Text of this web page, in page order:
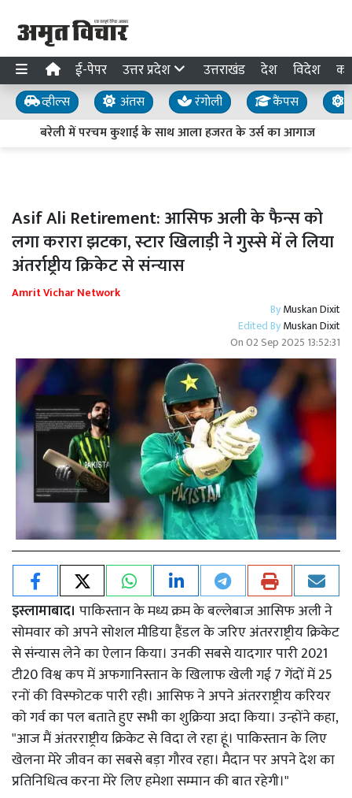
ई-पेपर उत्तर प्रदेश उत्तराखंड देश विदेश
व्हील्स अंतस रंगोली कैंपस
बरेली में परचम कुशाई के साथ आला हजरत के उर्स का आगाज
Asif Ali Retirement: आसिफ अली के फैन्स को
लगा करारा झटका, स्‍टार खिलाड़ी ने गुस्‍से में ले लिया
अंतर्राष्ट्रीय क्रिकेट से संन्‍यास
Amrit Vichar Network
ByMuskan Dixit
Edited ByMuskan Dixit
On02 Sep 2025 13:52:31
इस्लामाबाद। पाकिस्तान के मध्य क्रम के बल्लेबाज आसिफ अली ने
सोमवार को अपने सोशल मीडिया हैंडल के जरिए अंतरराष्ट्रीय क्रिकेट
से संन्यास लेने का ऐलान किया। उनकी सबसे यादगार पारी 2021
टी20 विश्व कप में अफगानिस्तान के खिलाफ खेली गई 7 गेंदों में 25
रनों की विस्फोटक पारी रही। आसिफ ने अपने अंतरराष्ट्रीय करियर
को गर्व का पल बताते हुए सभी का शुक्रिया अदा किया। उन्होंने कहा,
"आज मैं अंतरराष्ट्रीय क्रिकेट से विदा ले रहा हूं। पाकिस्तान के लिए
खेलना मेरे जीवन का सबसे बड़ा गौरव रहा। मैदान पर अपने देश का
प्रतिनिधित्व करना मेरे लिए हमेशा सम्मान की बात रहेगी।"